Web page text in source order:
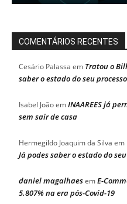
COMENTÁRIOS RECENTES
Cesário Palassa em Tratou o
saber o estado do seu processo
Isabel JoãoemINAAREES já
sem sair de casa
Hermegildo Joaquim da Silva em
Já podes saber o estado do
daniel magalhaesemE-
5.807% na era pós-Covid-19